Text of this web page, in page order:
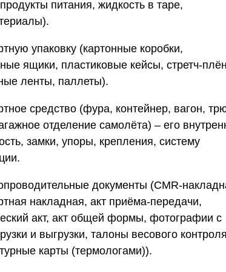
питания, жидкость в таре,
упаковку (картонные коробки,
ящики, пластиковые кейсы, стретч-
ленты, паллеты).
средство (фура, контейнер, вагон,
отделение самолёта) – его
замки, упоры, крепления, систему
документы (CMR-
накладная, акт приёма-передачи,
акт, акт общей формы, фотографии с
и выгрузки, талоны весового
карты (термологами)).